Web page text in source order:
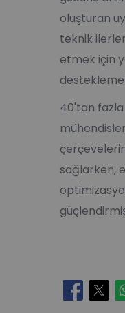
oluşturan
teknik
etmek için
40'tan fazla
sağlarken,
Opens in